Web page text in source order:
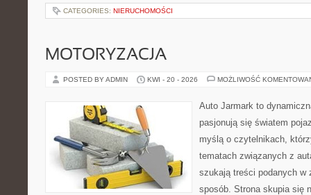
CATEGORIES: NIERUCHOMOŚCI
MOTORYZACJA
POSTED BY ADMIN KWI - 20 - 2026 MOŻLIWOŚĆ
Auto Jarmark to
pasjonują się światem
myślą o czytelnikach,
tematach związanych z
szukają treści podanych w
sposób. Strona skupia się